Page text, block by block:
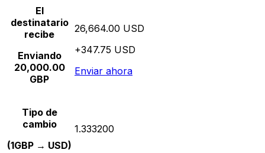
El
destinatario
recibe
Enviando
20,000.00
GBP
26,664.00 USD
+347.75 USD
Enviar ahora
Tipo de
cambio
(1GBP → USD)
1.333200